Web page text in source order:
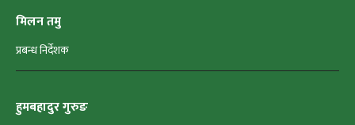
मिलन तमु
प्रबन्ध निर्देशक
हुमबहादुर गुरुङ